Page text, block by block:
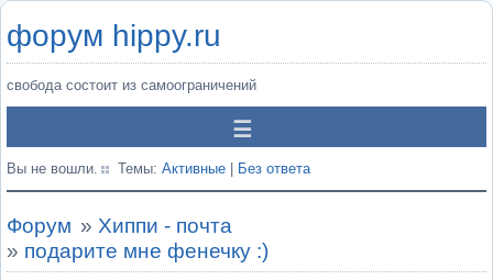
форум hippy.ru
свобода состоит из самоограничений
Вы не вошли. Темы: Активные Без ответа
Форум » Хиппи - почта
» подарите мне фенечку :)